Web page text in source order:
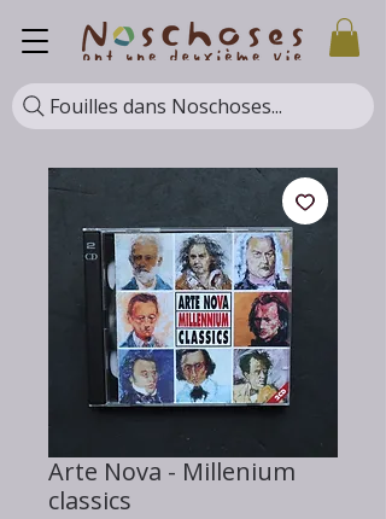
Fouilles dans Noschoses...
Arte Nova - Millenium
classics